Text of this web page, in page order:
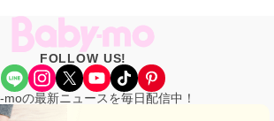
FOLLOW US!
Share Icon Instagram X YouTube TikTok Pinterest
moの最新ニュースを毎日配信中！